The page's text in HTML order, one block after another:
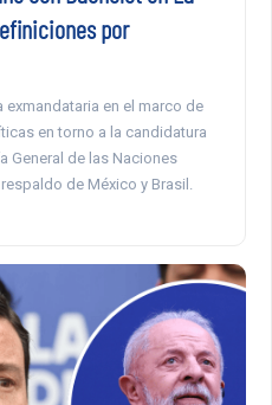
por
en el marco de
en torno a la candidatura
General de las Naciones
de México y Brasil.